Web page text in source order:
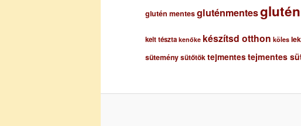
glutén mentesgluténmentes
kelt tészta kenőke készítsd otthon köles
süteménysütőtöktejmentestejmentes